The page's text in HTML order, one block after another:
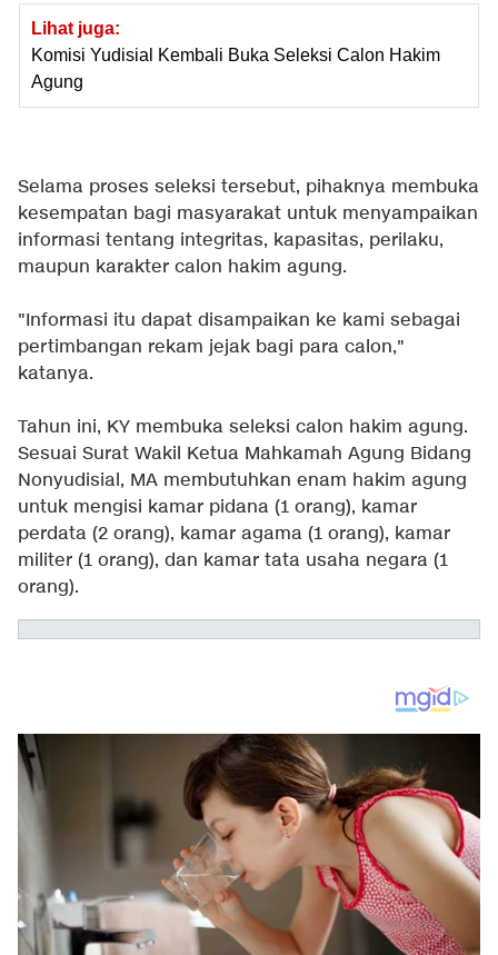
Lihat juga:
Komisi Yudisial Kembali Buka Seleksi Calon Hakim
Agung
Selama proses seleksi tersebut, pihaknya membuka
kesempatan bagi masyarakat untuk menyampaikan
informasi tentang integritas, kapasitas, perilaku,
maupun karakter calon hakim agung.
"Informasi itu dapat disampaikan ke kami sebagai
pertimbangan rekam jejak bagi para calon,"
katanya.
Tahun ini, KY membuka seleksi calon hakim agung.
Sesuai Surat Wakil Ketua Mahkamah Agung Bidang
Nonyudisial, MA membutuhkan enam hakim agung
untuk mengisi kamar pidana (1 orang), kamar
perdata (2 orang), kamar agama (1 orang), kamar
militer (1 orang), dan kamar tata usaha negara (1
orang).